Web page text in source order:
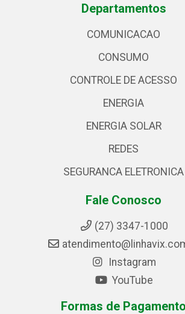
Departamentos
COMUNICACAO
CONSUMO
CONTROLE DE ACESSO
ENERGIA
ENERGIA SOLAR
REDES
SEGURANCA ELETRONICA
Fale Conosco
(27) 3347-1000
Instagram
YouTube
Formas de Pagamento